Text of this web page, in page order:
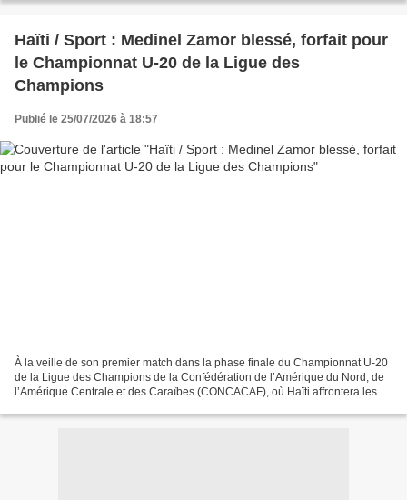
Haïti / Sport : Medinel Zamor blessé, forfait pour
le Championnat U-20 de la Ligue des
Champions
Publié le 25/07/2026 à 18:57
À la veille de son premier match dans la phase finale du Championnat U-20
de la Ligue des Champions de la Confédération de l’Amérique du Nord, de
l’Amérique Centrale et des Caraïbes (CONCACAF), où Haïti affrontera les «